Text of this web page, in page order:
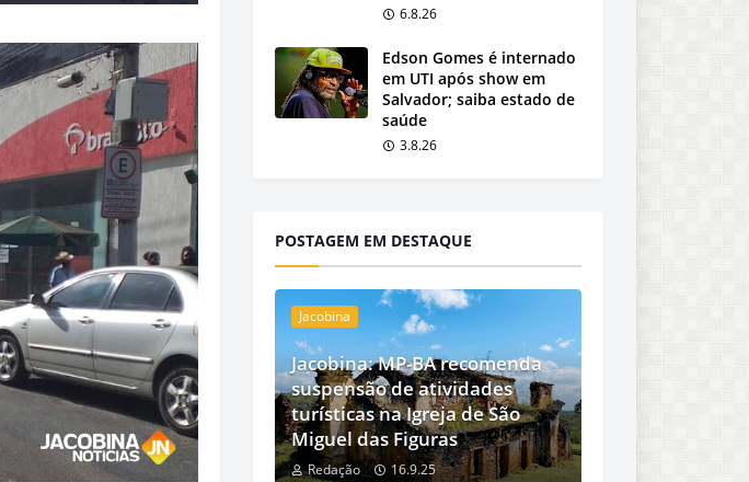
6.8.26
Edson Gomes é internado
em UTI após show em
Salvador; saiba estado de
saúde
3.8.26
POSTAGEM EM DESTAQUE
Jacobina
Jacobina: MP-BA recomenda
suspensão de atividades
turísticas na Igreja de São
Miguel das Figuras
Redação 16.9.25